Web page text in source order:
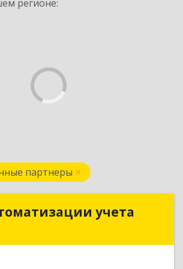
регионе:
партнеры
учета
автоматизации учета